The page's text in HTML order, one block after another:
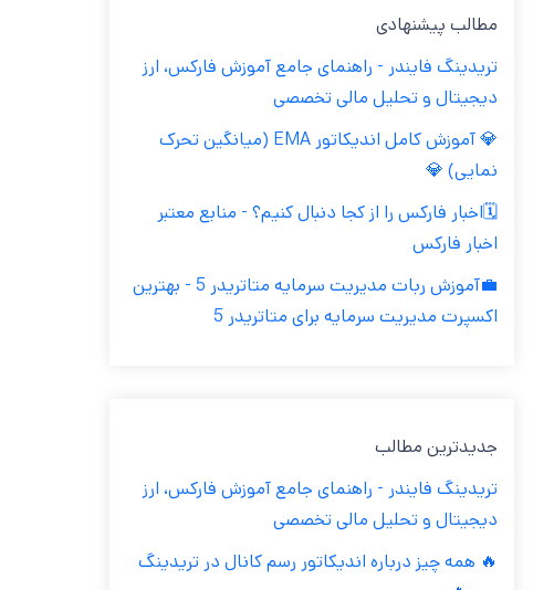
مطالب پیشنهادی
تریدینگ فایندر - راهنمای جامع آموزش فارکس، ارز
دیجیتال و تحلیل مالی تخصصی
💎 آموزش کامل اندیکاتور EMA (میانگین تحرک
نمایی) 💎
🗓️اخبار فارکس را از کجا دنبال کنیم؟ - منابع معتبر
اخبار فارکس
💼آموزش ربات مدیریت سرمایه متاتریدر 5 - بهترین
اکسپرت مدیریت سرمایه برای متاتریدر 5
جدیدترین مطالب
تریدینگ فایندر - راهنمای جامع آموزش فارکس، ارز
دیجیتال و تحلیل مالی تخصصی
🔥 همه چیز درباره اندیکاتور رسم کانال در تریدینگ